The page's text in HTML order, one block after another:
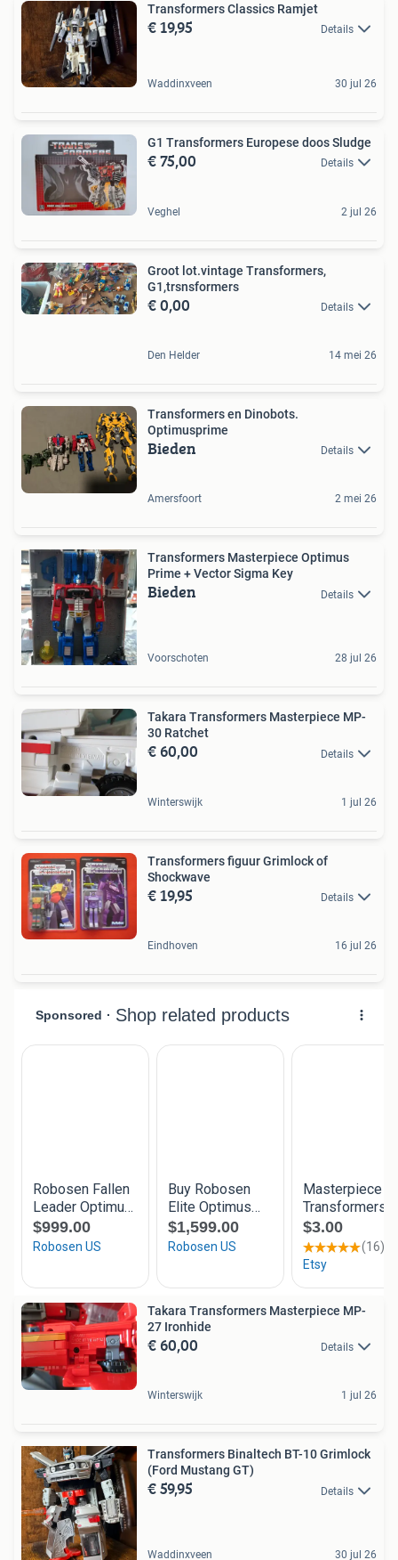
Transformers Classics Ramjet
€ 19,95 Details
Waddinxveen 30 jul 26
G1 Transformers Europese doos Sludge
€ 75,00 Details
Veghel 2 jul 26
Groot lot.vintage Transformers,
G1,trsnsformers
€ 0,00 Details
Den Helder 14 mei 26
Transformers en Dinobots.
Optimusprime
Bieden Details
Amersfoort 2 mei 26
Transformers Masterpiece Optimus
Prime + Vector Sigma Key
Bieden Details
Voorschoten 28 jul 26
Takara Transformers Masterpiece MP-
30 Ratchet
€ 60,00 Details
Winterswijk 1 jul 26
Transformers figuur Grimlock of
Shockwave
€ 19,95 Details
Eindhoven 16 jul 26
Takara Transformers Masterpiece MP-
27 Ironhide
€ 60,00 Details
Winterswijk 1 jul 26
Transformers Binaltech BT-10 Grimlock
(Ford Mustang GT)
€ 59,95 Details
Waddinxveen 30 jul 26